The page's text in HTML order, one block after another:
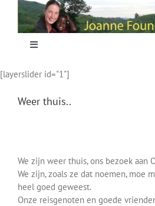
content
Toggle
Home
Nieuws
[layerslider id="1"]
Weer thuis..
We zijn weer thuis, ons bezoek aan
We zijn, zoals ze dat noemen, moe
heel goed geweest.
Onze reisgenoten en goede